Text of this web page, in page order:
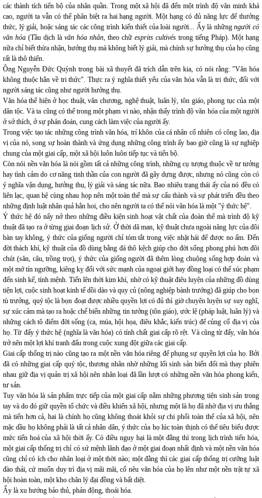
các thành tích tiến bộ của nhân quần. Trong một xã hội đã đến một trình độ văn minh khá
cao, người ta vẫn có thể phân biệt ra hai hạng người. Một hạng có đủ năng lực để thưởng
thức, lý giải, hoặc sáng tác các công trình kiến thiết của loài người... Ấy là nhữngngười có
văn hóa (Tầu dịch là văn hóa nhân, theo chữ esprits cultivés trong tiếng Pháp). Một hạng
nữa chỉ biết thừa nhận, hưởng thụ mà không biết lý giải, mà chính sự hưởng thụ của họ cũng
rất là thô thiển.
Ông Nguyễn Đức Quỳnh trong bài xã thuyết đã trích dẫn trên kia, có nói rằng: "Văn hóa
không thuộc hẳn về tri thức". Thực ra ý nghĩa thiết yếu của văn hóa vẫn là tri thức, đối với
người sáng tác cũng như người hưởng thụ.
Văn hóa thể hiện ở học thuật, văn chương, nghệ thuật, luân lý, tôn giáo, phong tục của một
dân tộc. Và ta cũng có thể trong một phạm vi nào, nhận thấy trình độ văn hóa của một người
ở sở thích, ở sự phán đoán, cung cách làm việc của người ấy.
Trong việc tạo tác những công trình văn hóa, trí khôn của cá nhân cố nhiên có công lao, địa
vị của nó, song sự hoàn thành và ứng dụng những công trình ấy bao giờ cũng là sự nghiệp
chung của một giai cấp, một xã hội luôn luôn tiếp tục và tiến bộ.
Còn nói nền văn hóa là nói gồm tất cả những công trình, những cụ tượng thuộc về tư tưởng
hay tình cảm do cơ năng tinh thần của con người đã gây dựng được, nhưng nó cũng còn có
ý nghĩa vận dụng, hưởng thụ, lý giải và sáng tác nữa. Bao nhiêu trạng thái ấy của nó đều có
liên lạc, quan hệ cùng nhau họp nên một toàn thể mà sự cấu thành và sự phát triển đều theo
những định luật nhân quả hẳn hoi, cho nên người ta có thể nói văn hóa là một "ý thức hệ".
Ý thức hệ đó nẩy nở theo những điều kiện sinh hoạt vật chất của đoàn thể mà trình độ kỹ
thuật đã tạo ra ở từng giai đoạn lịch sử. Ở thời dã man, kỹ thuật chưa ngoài năng lực của đôi
bàn tay không, ý thức của giống người chỉ tóm tắt trong việc nhặt hái để được no ấm. Đến
đời thách khí, kỹ thuật của đồ dùng bằng đá thô kệch giúp cho đời sống phong phú hơn đôi
chút (săn, câu, trồng trọt), ý thức của giống người đã thêm lòng chuộng sống hợp đoàn và
một mớ tín ngưỡng, kiêng kỵ đối với sức mạnh của ngoại giới hay đồng loại có thể súc phạm
đến sinh kế, tính mệnh. Tiến lên thời kim khí, nhờ có kỹ thuật điêu luyện của những đồ dùng
tiện lợi, cuộc sinh hoạt kinh tế dồi dào và quy củ (nông nghiệp bành trướng) đã giúp cho bọn
tù trưởng, quý tộc là bọn đoạt được nhiều quyền lợi có đủ thì giờ chuyên luyện sự suy nghĩ,
sự xúc cảm mà tạo ra hoặc chế biến những tin tưởng (tôn giáo), ước lệ (pháp luật, luân lý) và
những cách tô điểm đời sống (ca, múa, hội họa, điêu khắc, kiến trúc) để củng cố địa vị của
họ. Từ đấy ý thức hệ (nghĩa là văn hóa) có tính chất giai cấp rõ rệt. Và cũng từ đấy, văn hóa
trở nên một lợi khí tranh đấu trong cuộc xung đột giữa các giai cấp.
Giai cấp thống trị nào cũng tạo ra một nền văn hóa riêng để phụng sự quyền lợi của họ. Bởi
đã có những giai cấp quý tộc, thương nhân nhờ những lối sinh sản biến đổi mà thay phiên
nhau giữ địa vị quản trị xã hội nên nhân loại đã lần lượt có những nền văn hóa phong kiến,
tư sản.
Tuy văn hóa là sản phẩm trực tiếp của một giai cấp nắm những phương tiện sinh sản trong
tay và do đó giữ quyền tổ chức và điều khiển xã hội, nhưng một là họ đã nhờ địa vị ưu thắng
mà tiến hơn cả, hai là chính họ cũng không thoát khỏi sự chi phối toàn thể của xã hội, nên
mặc dầu họ không phải là tất cả nhân dân, ý thức của họ lúc toàn thịnh có thể tiêu biểu được
mức tiến hoá của xã hội thời ấy. Có điều nguy hại là một đằng thì trong lịch trình tiến hóa,
một giai cấp thống trị chỉ có sứ mệnh lãnh đạo ở một giai đoạn nhất định và một nền văn hóa
cũng chỉ có ích cho nhân loại ở một thời nào; một đằng thì các giai cấp thống trị cưỡng luật
đào thải, cứ muốn duy trì địa vị mãi mãi, cố nêu văn hóa của họ lên như một nền trật tự xã
hội hoàn toàn, một kho chân lý đại đồng và bất diệt.
Ấy là xu hướng bảo thủ, phản động, thoái hóa.